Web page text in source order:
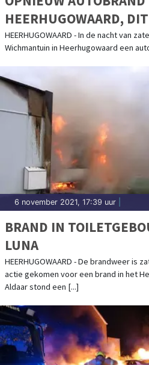
HEERHUGOWAARD,
WICHMANTUIN
HEERHUGOWAARD - In de nacht van
Wichmantuin in Heerhugowaard een
6 november 2021, 17:39 uur
BRAND IN
LUNA
HEERHUGOWAARD - De brandweer is
actie gekomen voor een brand in het
Aldaar stond een [...]